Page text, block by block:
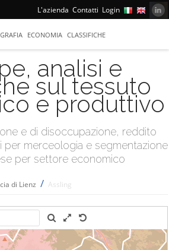
L'azienda Contatti Login
ECONOMIA CLASSIFICHE
analisi e
sul tessuto
e produttivo
e di disoccupazione, reddito
per merceologia e segmentazione
per settore economico
di Lienz / Assling